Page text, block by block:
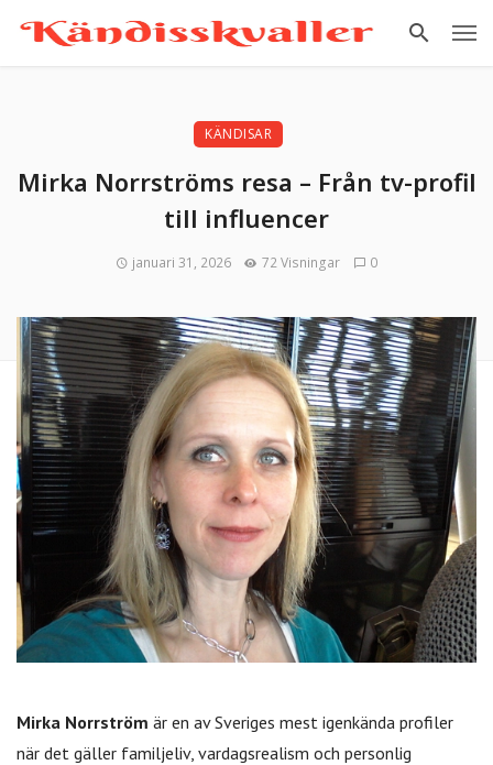
KÄNDISAR
Mirka Norrströms resa – Från tv-profil
till influencer
januari 31, 2026 72 Visningar 0
Mirka Norrström är en av Sveriges mest igenkända profiler
när det gäller familjeliv, vardagsrealism och personlig